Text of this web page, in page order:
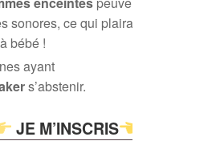
sonores, ce qui plaira
bébé !
ayant
s’abstenir.
JE M’INSCRIS